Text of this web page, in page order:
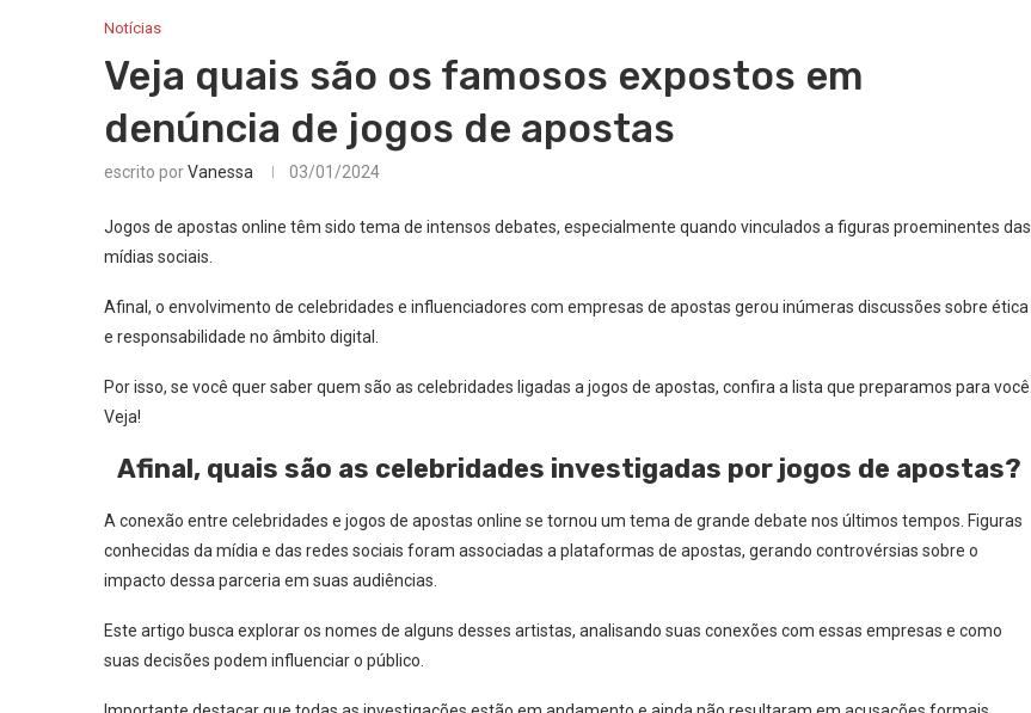
Notícias
Veja quais são os famosos expostos em
denúncia de jogos de apostas
escrito porVanessa 03/01/2024
Jogos de apostas online têm sido tema de intensos debates, especialmente quando vinculados a figuras proeminentes das
mídias sociais.
Afinal, o envolvimento de celebridades e influenciadores com empresas de apostas gerou inúmeras discussões sobre ética
e responsabilidade no âmbito digital.
Por isso, se você quer saber quem são as celebridades ligadas a jogos de apostas, confira a lista que preparamos para você.
Veja!
Afinal, quais são as celebridades investigadas por jogos de apostas?
A conexão entre celebridades e jogos de apostas online se tornou um tema de grande debate nos últimos tempos. Figuras
conhecidas da mídia e das redes sociais foram associadas a plataformas de apostas, gerando controvérsias sobre o
impacto dessa parceria em suas audiências.
Este artigo busca explorar os nomes de alguns desses artistas, analisando suas conexões com essas empresas e como
suas decisões podem influenciar o público.